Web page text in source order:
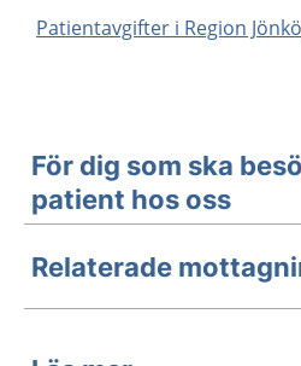
Patientavgifter i Region
För dig som ska
patient hos oss
Relaterade